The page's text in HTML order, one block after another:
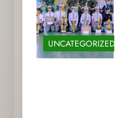
UNCATEGORIZED